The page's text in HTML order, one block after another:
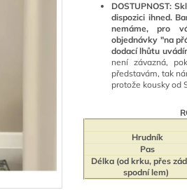
DOSTUPNOST:
dispozici ihned.
nemáme, pro
objednávky "na
dodací lhůtu
není závazná,
představám, tak
protože kousky od
Hrudník
Pas
Délka (od krku, přes
spodní lem)